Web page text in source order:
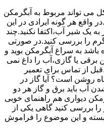
می تواند مربوط به آبگرمکن
واقع هر گونه ایرادی در این
یک شیر آب،اکتفا نکنید.چند
را بررسی کنید.در صورتی
به سراغ آبگرمکن بوید و
برقی یا گازی،آب را داغ نمی
از تماس برای تعمیر
روشن است؟ آیا گاز در
آب باید برق و گاز هر دو
دیواری هم راهنمای خوبی
بررسی کنید گاهی یکی از
بسته و این موضوع را فراموش